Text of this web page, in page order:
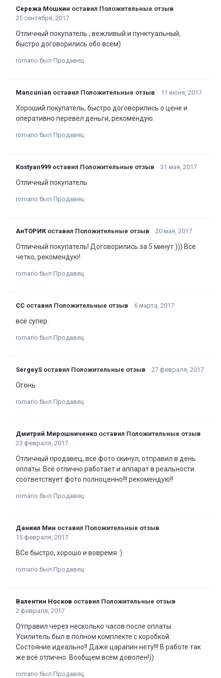
Сережа Мошкин оставил Положительные отзыв
25 сентября, 2017
Отличный покупатель , вежливый и пунктуальный,
быстро договорились обо всем)
romario был Продавец
Mancunian оставил Положительные отзыв 11 июня, 2017
Хороший покупатель, быстро договорились о цене и
оперативно перевёл деньги, рекомендую.
romario был Продавец
Kostyan999 оставил Положительные отзыв 31 мая, 2017
Отличный покупатель
romario был Продавец
АнТОРИКоставил Положительные отзыв 20 мая, 2017
Отличный покупатель! Договорились за 5 минут ))) Все
четко, рекомендую!
romario был Продавец
СС оставил Положительные отзыв 6 марта, 2017
всё супер.
romario был Продавец
SergeyS оставил Положительные отзыв 27 февраля, 2017
Огонь
romario был Продавец
Дмитрий Мирошниченко оставил Положительные отзыв
23 февраля, 2017
Отличный продавец, все фото скинул, отправил в день
оплаты. Всё отлично работает и аппарат в реальности
соответствует фото полноценно!!! рекомендую!!
romario был Продавец
Даниил Мин оставил Положительные отзыв
15 февраля, 2017
ВСе быстро, хорошо и вовремя :)
romario был Продавец
Валентин Носков оставил Положительные отзыв
2 февраля, 2017
Отправил через несколько часов после оплаты.
Усилитель был в полном комплекте с коробкой.
Состояние идеально!! Даже царапин нету!!! В работе так
же всё отлично. Вообщем всем доволен!))
romario был Продавец